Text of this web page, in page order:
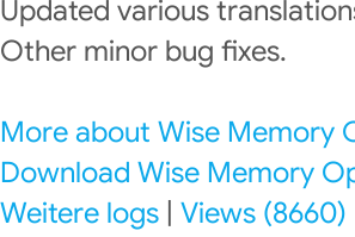
Updated various
Other minor bug fixes.
More about Wise Memory
Download Wise Memory
Weitere logs Views (8660)